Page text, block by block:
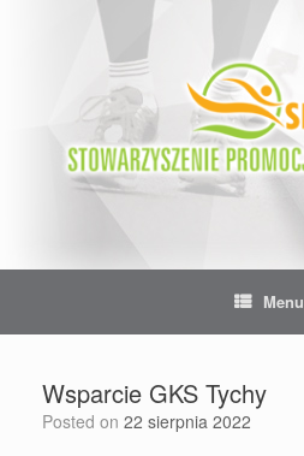
Menu
Wsparcie GKS Tychy
Posted on 22 sierpnia 2022